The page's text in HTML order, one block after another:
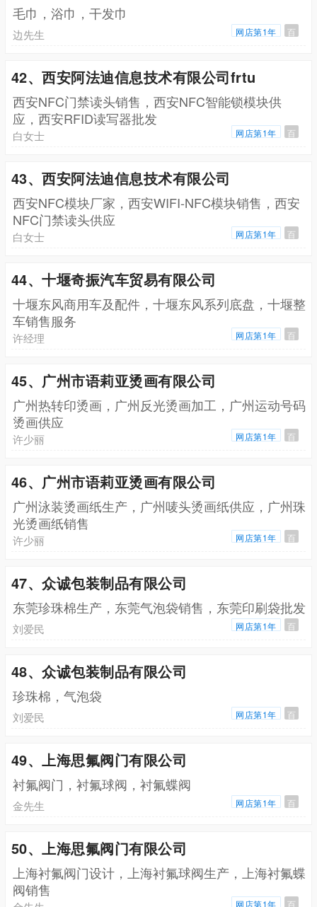
毛巾，浴巾，干发巾
边先生 网店第1年 百
42、西安阿法迪信息技术有限公司frtu
西安NFC门禁读头销售，西安NFC智能锁模块供
应，西安RFID读写器批发
白女士 网店第1年 百
43、西安阿法迪信息技术有限公司
西安NFC模块厂家，西安WIFI-NFC模块销售，西安
NFC门禁读头供应
白女士 网店第1年 百
44、十堰奇振汽车贸易有限公司
十堰东风商用车及配件，十堰东风系列底盘，十堰整
车销售服务
许经理 网店第1年 百
45、广州市语莉亚烫画有限公司
广州热转印烫画，广州反光烫画加工，广州运动号码
烫画供应
许少丽 网店第1年 百
46、广州市语莉亚烫画有限公司
广州泳装烫画纸生产，广州唛头烫画纸供应，广州珠
光烫画纸销售
许少丽 网店第1年 百
47、众诚包装制品有限公司
东莞珍珠棉生产，东莞气泡袋销售，东莞印刷袋批发
刘爱民 网店第1年 百
48、众诚包装制品有限公司
珍珠棉，气泡袋
刘爱民 网店第1年 百
49、上海思氟阀门有限公司
衬氟阀门，衬氟球阀，衬氟蝶阀
金先生 网店第1年 百
50、上海思氟阀门有限公司
上海衬氟阀门设计，上海衬氟球阀生产，上海衬氟蝶
阀销售
网店第1年 百